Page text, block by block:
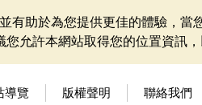
助於為您提供更佳的體驗，當
允許本網站取得您的位置資訊，
導覽 版權聲明 聯絡我們